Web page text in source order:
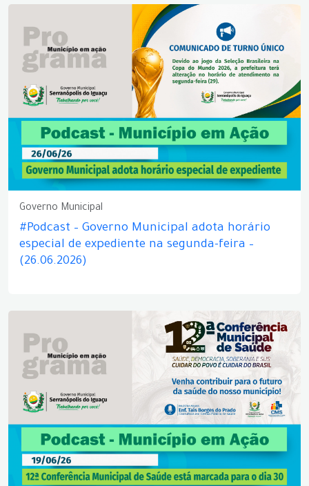
Governo Municipal
#Podcast – Governo Municipal adota horário
especial de expediente na segunda-feira –
(26.06.2026)